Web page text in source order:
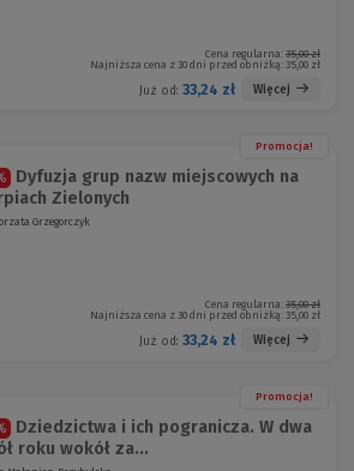
Cena regularna: 35,00 zł
Najniższa cena z 30 dni przed obniżką: 35,00 zł
Już od: 33,24 zł Więcej
Promocja!
Dyfuzja grup nazw miejscowych na
Zielonych
Grzegorczyk
Cena regularna: 35,00 zł
Najniższa cena z 30 dni przed obniżką: 35,00 zł
Już od: 33,24 zł Więcej
Promocja!
Dziedzictwa i ich pogranicza. W dwa
roku wokół za...